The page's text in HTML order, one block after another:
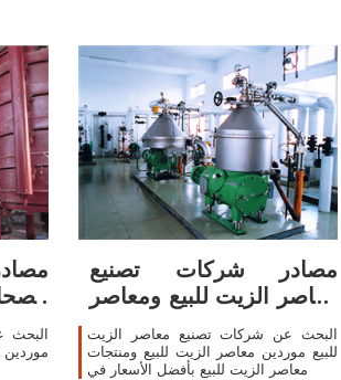
مصادر شركات تصنيع
معاصر الزيت للبيع ومعاصر
الزيت للبيع في
البحث عن شركات تصنيع معاصر الزيت
للبيع موردين معاصر الزيت للبيع ومنتجات
معاصر الزيت للبيع بأفضل الأسعار في